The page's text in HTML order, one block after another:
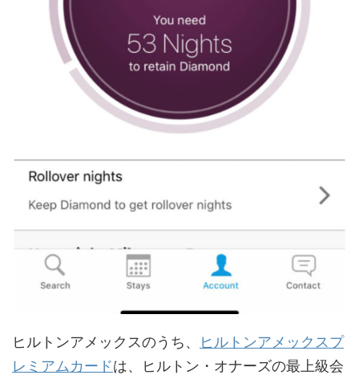
ヒルトンアメックスのうち、
ヒルトンアメックスプ
レミアムカードは、ヒルトン・オナーズの最上級会